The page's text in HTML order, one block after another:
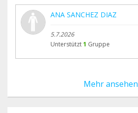
ANA SANCHEZ DIAZ
5.7.2026
Unterstützt1 Gruppe
Mehr ansehen